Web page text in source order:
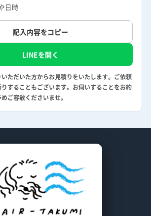
日時
記入内容をコピー
LINEを開く
ただいた方からお見積りをいたします。ご依頼
することもございます。お伺いすることをお約
ご容赦くださいませ。